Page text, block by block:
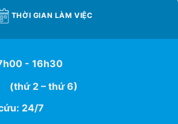
THỜI GIAN LÀM VIỆC
- 16h30
(thứ 2 – thứ 6)
24/7